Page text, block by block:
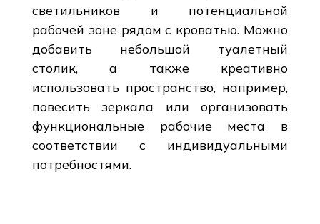
светильников и потенциальной
рабочей зоне рядом с кроватью. Можно
добавить небольшой туалетный
столик, а также креативно
использовать пространство, например,
повесить зеркала или организовать
функциональные рабочие места в
соответствии с индивидуальными
потребностями.